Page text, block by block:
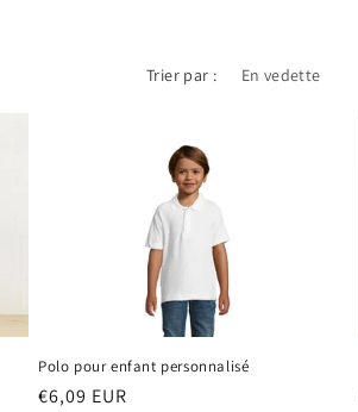
Trier par :
Polo pour enfant personnalisé
Prix
€6,09 EUR